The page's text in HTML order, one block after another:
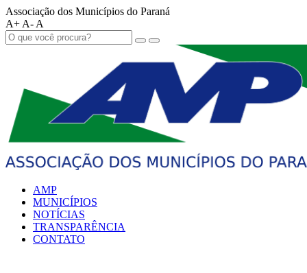
Associação dos Municípios do Paraná
A+ A- A
AMP
MUNICÍPIOS
NOTÍCIAS
TRANSPARÊNCIA
CONTATO